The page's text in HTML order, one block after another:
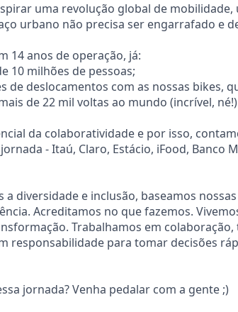
uma revolução global de mobilidade,
urbano não precisa ser engarrafado e
14 anos de operação, já:
10 milhões de pessoas;
de deslocamentos com as nossas bikes,
de 22 mil voltas ao mundo (incrível,
da colaboratividade e por isso,
- Itaú, Claro, Estácio, iFood, Banco
a diversidade e inclusão, baseamos
Acreditamos no que fazemos.
Trabalhamos em
responsabilidade para tomar decisões
jornada? Venha pedalar com a gente ;)